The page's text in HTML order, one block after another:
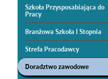
Szkoła Przysposabiająca do
Pracy
Branżowa Szkoła I Stopnia
Strefa Pracodawcy
Doradztwo zawodowe